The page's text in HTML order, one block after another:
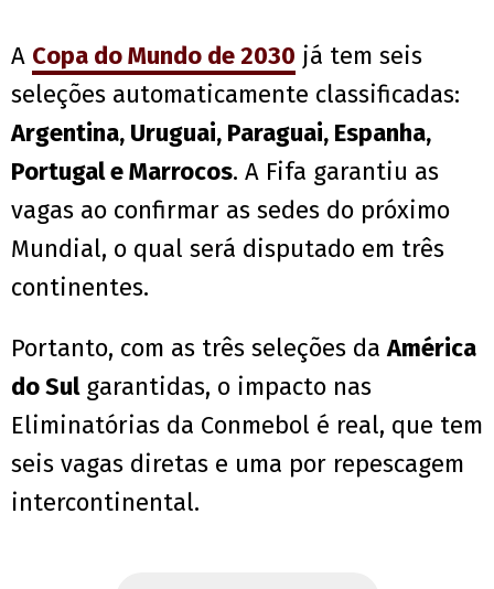
A Copa do Mundo de 2030 já tem seis
seleções automaticamente classificadas:
Argentina, Uruguai, Paraguai, Espanha,
Portugal e Marrocos. A Fifa garantiu as
vagas ao confirmar as sedes do próximo
Mundial, o qual será disputado em três
continentes.
Portanto, com as três seleções daAmérica
do Sulgarantidas, o impacto nas
Eliminatórias da Conmebol é real, que tem
seis vagas diretas e uma por repescagem
intercontinental.